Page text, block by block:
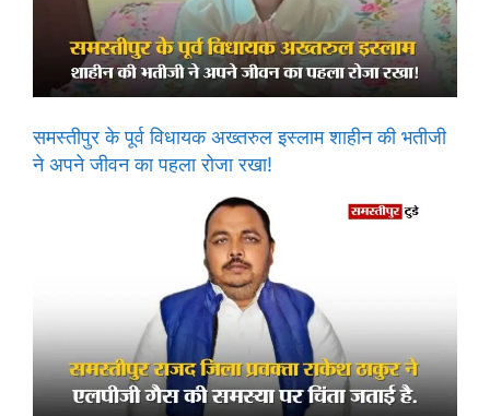
समस्तीपुर के पूर्व विधायक अख्तरुल इस्लाम शाहीन की भतीजी
ने अपने जीवन का पहला रोजा रखा!